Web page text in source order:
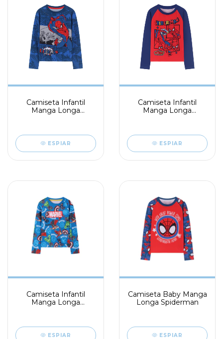
Camiseta Infantil
Manga Longa
ESPIAR
Camiseta Infantil
Manga Longa
ESPIAR
Camiseta Infantil
Manga Longa
ESPIAR
Camiseta Baby Manga
Longa Spiderman
ESPIAR